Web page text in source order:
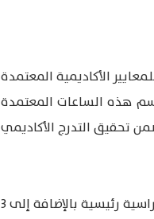
بعد اجتياز 121 ساعة معتمدة، موزعة وفقًا للمعايير الأكاديمية المعتمدة
هذه الساعات المعتمدة
معتمدة لكل فصل دراسي، بما يضمن تحقيق التدرج الأكاديمي
كما تمنح الكلية فرصة متميزة للطلاب المجتهدين، حيث يمُكنهم التخرج خلال ثلاث سنوات دراسية فقط ، وذلك عند إتمام 6 فصول دراسية رئيسية بالإضافة إلى 3